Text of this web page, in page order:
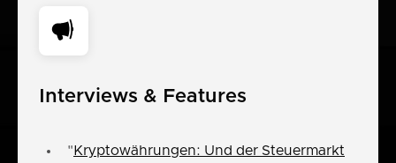
Interviews & Features
" Kryptowährungen: Und der Steuermarkt